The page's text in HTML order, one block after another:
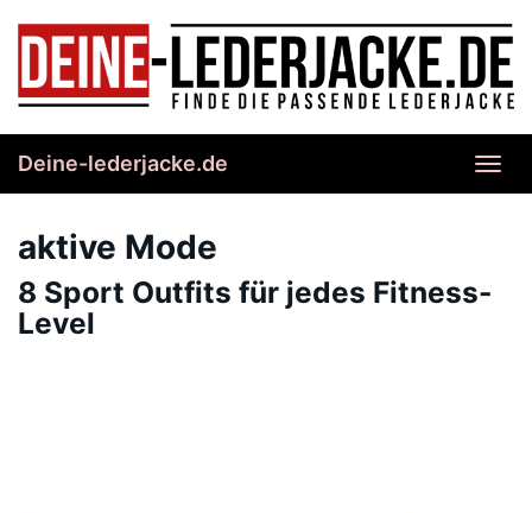
content
Deine-lederjacke.de
aktive Mode
8 Sport Outfits für jedes Fitness-
Level